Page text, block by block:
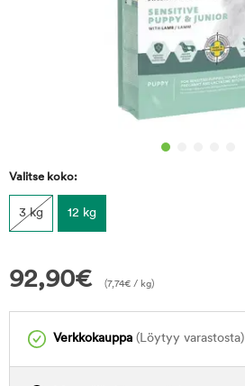
Valitse koko:
3 kg 12 kg
92,90€ (7,74€ / kg)
Verkkokauppa (Löytyy varastosta)